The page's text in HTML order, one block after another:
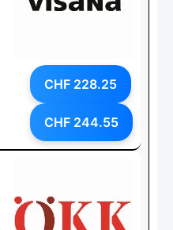
CHF 228.25
CHF 244.55